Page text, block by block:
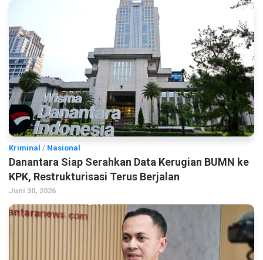
Kriminal / Nasional
Danantara Siap Serahkan Data Kerugian BUMN ke
KPK, Restrukturisasi Terus Berjalan
Juni 30, 2026